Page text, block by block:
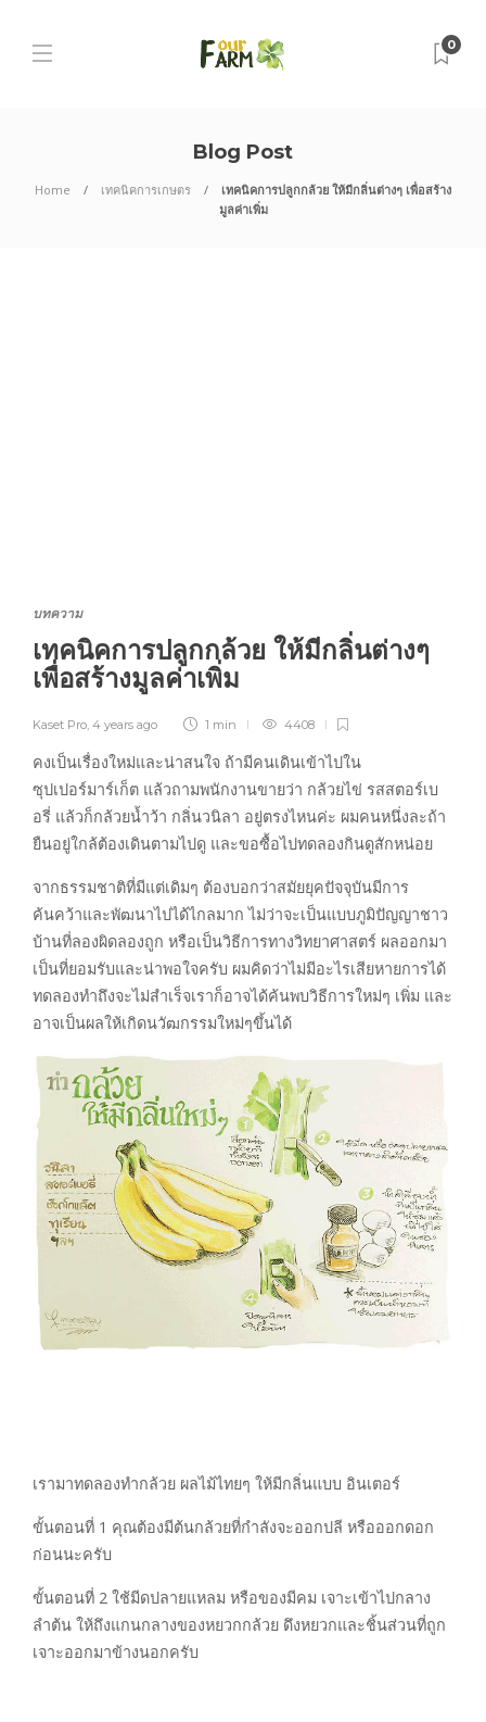
0
Blog Post
Home เทคนิคการเกษตร
เทคนิคการปลูกกล้วย ให้มีกลิ่นต่างๆ เพื่อสร้าง
มูลค่าเพิ่ม
บทความ
เทคนิคการปลูกกล้วย ให้มีกลิ่นต่างๆ
เพื่อสร้างมูลค่าเพิ่ม
Kaset Pro 4 years ago 1 min 4408
คงเป็นเรื่องใหม่และน่าสนใจ ถ้ามีคนเดินเข้าไปใน
ซุปเปอร์มาร์เก็ต แล้วถามพนักงานขายว่า กล้วยไข่ รสสตอร์เบ
อรี่ แล้วก็กล้วยน้ำว้า กลิ่นวนิลา อยู่ตรงไหนค่ะ ผมคนหนึ่งละถ้า
ยืนอยู่ใกล้ต้องเดินตามไปดู และขอซื้อไปทดลองกินดูสักหน่อย
จากธรรมชาติที่มีแต่เดิมๆ ต้องบอกว่าสมัยยุคปัจจุบันมีการ
ค้นคว้าและพัฒนาไปได้ไกลมาก ไม่ว่าจะเป็นแบบภูมิปัญญาชาว
บ้านที่ลองผิดลองถูก หรือเป็นวิธีการทางวิทยาศาสตร์ ผลออกมา
เป็นที่ยอมรับและน่าพอใจครับ ผมคิดว่าไม่มีอะไรเสียหายการได้
ทดลองทำถึงจะไม่สำเร็จเราก็อาจได้ค้นพบวิธีการใหม่ๆ เพิ่ม และ
อาจเป็นผลให้เกิดนวัฒกรรมใหม่ๆขึ้นได้
เรามาทดลองทำกล้วย ผลไม้ไทยๆ ให้มีกลิ่นแบบ อินเตอร์
ขั้นตอนที่ 1 คุณต้องมีต้นกล้วยที่กำลังจะออกปลี หรือออกดอก
ก่อนนะครับ
ขั้นตอนที่ 2 ใช้มีดปลายแหลม หรือของมีคม เจาะเข้าไปกลาง
ลำต้น ให้ถึงแกนกลางของหยวกกล้วย ดึงหยวกและชิ้นส่วนที่ถูก
เจาะออกมาข้างนอกครับ